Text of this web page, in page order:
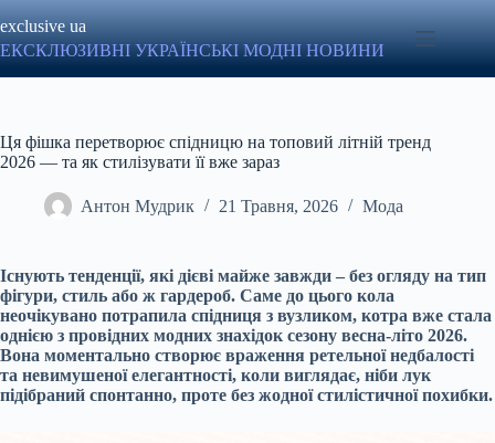
до
вмісту
exclusive ua
ЕКСКЛЮЗИВНІ УКРАЇНСЬКІ МОДНІ НОВИНИ
Ця фішка перетворює спідницю на топовий літній тренд
2026 — та як стилізувати її вже зараз
Антон Мудрик 21 Травня, 2026 Мода
Існують тенденції, які дієві майже завжди – без огляду на тип
фігури, стиль або ж гардероб. Саме до цього кола
неочікувано потрапила спідниця з вузликом, котра вже стала
однією з провідних модних знахідок сезону весна-літо 2026.
Вона моментально створює враження ретельної недбалості
та невимушеної елегантності, коли виглядає, ніби лук
підібраний спонтанно, проте без жодної стилістичної похибки.